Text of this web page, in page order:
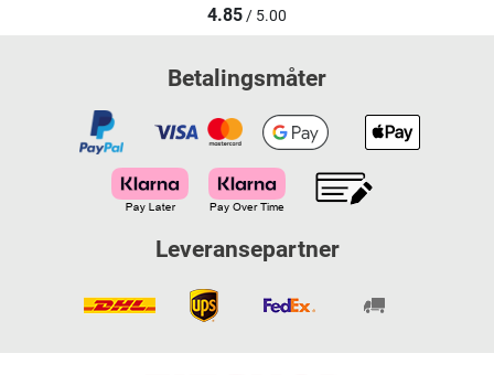
4.85/ 5.00
Betalingsmåter
Leveransepartner